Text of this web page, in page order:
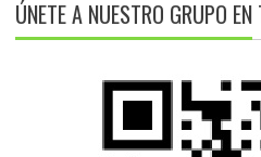
ÚNETE A NUESTRO GRUPO EN